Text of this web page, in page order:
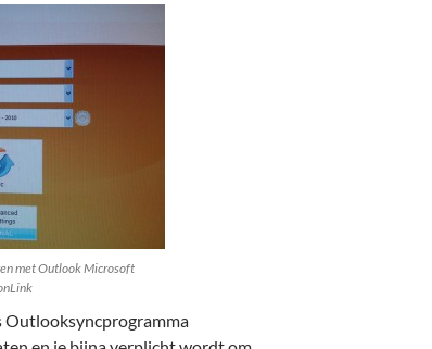
met Outlook Microsoft
Outlooksyncprogramma